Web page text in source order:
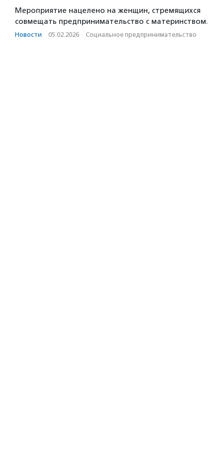
Мероприятие нацелено на женщин, стремящихся
совмещать предпринимательство с материнством.
Новости · 05.02.2026 · Социальное предпри­нима­тель­ство